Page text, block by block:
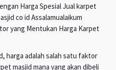
Harga Spesial Jual karpet
co id Assalamualaikum
yang Mentukan Harga Karpet
harga adalah salah satu faktor
masjid mana yang akan dibeli